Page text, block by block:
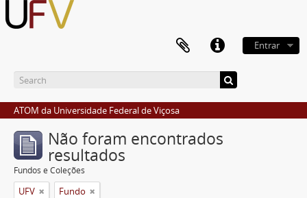
Entrar
ATOM da Universidade Federal de Viçosa
Não foram encontrados
resultados
Fundos e Coleções
UFV Fundo